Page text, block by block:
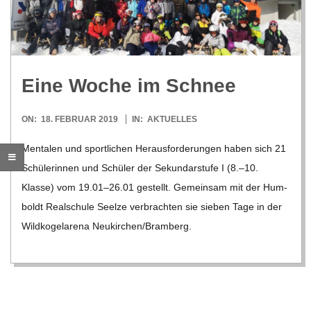
R
E
-
G
O
L
D
Eine Woche im Schnee
2019-
ON: 18. FEBRUAR 2019 IN: AKTUELLES
Men­ta­len und sport­li­chen Her­aus­for­de­run­gen haben sich 21
Schü­le­rin­nen und Schü­ler der Sekun­dar­stufe I (8.–10.
Klasse) vom 19.01–26.01 gestellt. Gemein­sam mit der Hum­
boldt Real­schule Seelze ver­brach­ten sie sie­ben Tage in der
Wild­ko­gel­a­rena Neukirchen/​​Bramberg.